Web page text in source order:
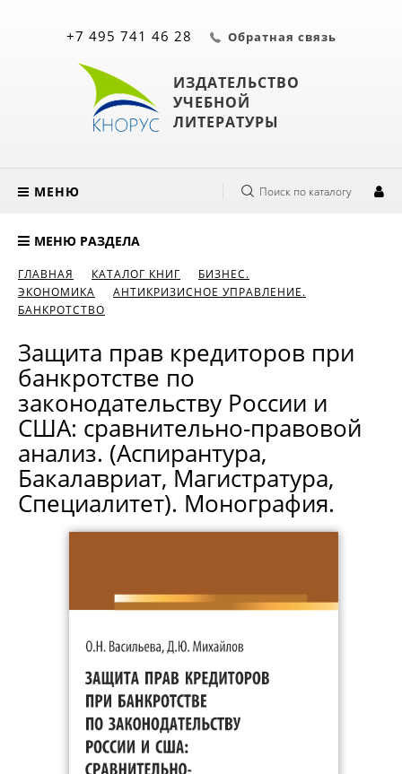
ИЗДАТЕЛЬСТВО
УЧЕБНОЙ
ЛИТЕРАТУРЫ
+7 495 741 46 28 Обратная связь
МЕНЮ Поиск по каталогу
МЕНЮ РАЗДЕЛА
ГЛАВНАЯ КАТАЛОГ КНИГ
БИЗНЕС.
ЭКОНОМИКА
АНТИКРИЗИСНОЕ УПРАВЛЕНИЕ.
БАНКРОТСТВО
Защита прав кредиторов при
банкротстве по
законодательству России и
США: сравнительно-правовой
анализ. (Аспирантура,
Бакалавриат, Магистратура,
Специалитет). Монография.